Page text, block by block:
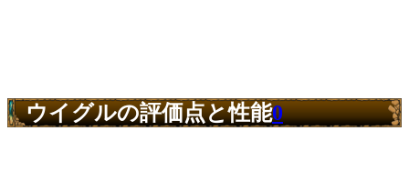
ウイグルの評価点と性能0